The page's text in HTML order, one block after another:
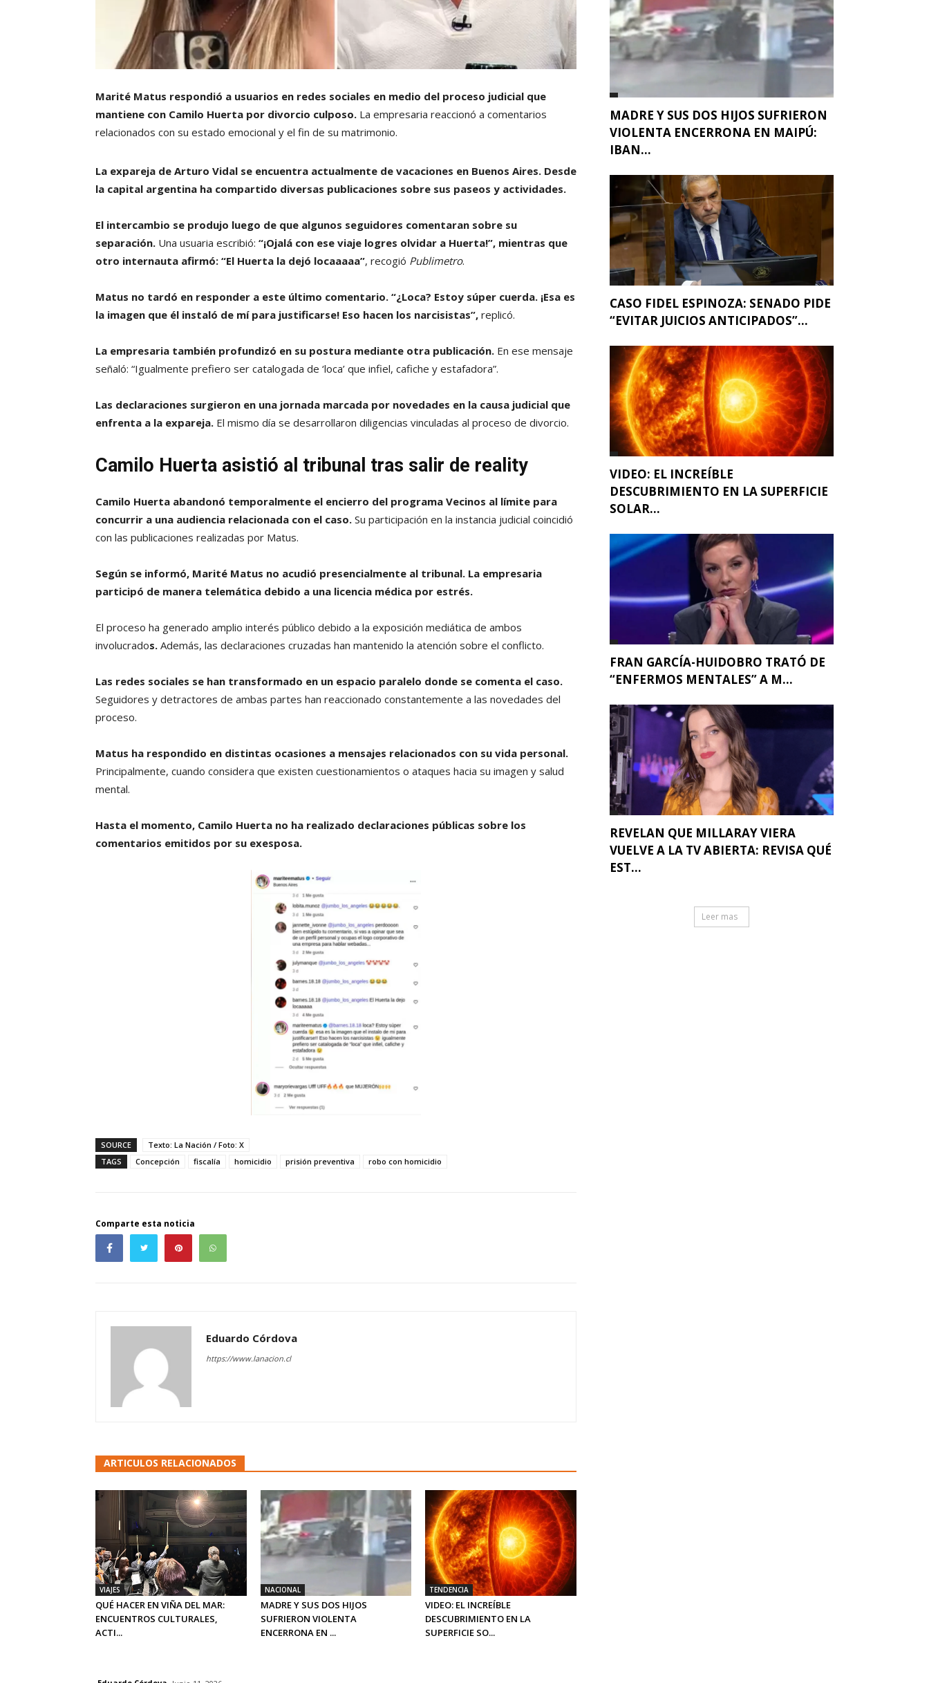
Marité Matus respondió a usuarios en redes sociales en medio del proceso judicial que
mantiene con Camilo Huerta por divorcio culposo. La empresaria reaccionó a comentarios
relacionados con su estado emocional y el fin de su matrimonio.
La expareja de Arturo Vidal se encuentra actualmente de vacaciones en Buenos Aires. Desde
la capital argentina ha compartido diversas publicaciones sobre sus paseos y actividades.
El intercambio se produjo luego de que algunos seguidores comentaran sobre su
separación. Una usuaria escribió: “¡Ojalá con ese viaje logres olvidar a Huerta!”, mientras que
otro internauta afirmó: “El Huerta la dejó locaaaaa”, recogió Publimetro.
Matus no tardó en responder a este último comentario. “¿Loca? Estoy súper cuerda. ¡Esa es
la imagen que él instaló de mí para justificarse! Eso hacen los narcisistas”, replicó.
La empresaria también profundizó en su postura mediante otra publicación. En ese mensaje
señaló: “Igualmente prefiero ser catalogada de ‘loca’ que infiel, cafiche y estafadora”.
Las declaraciones surgieron en una jornada marcada por novedades en la causa judicial que
enfrenta a la expareja. El mismo día se desarrollaron diligencias vinculadas al proceso de divorcio.
Camilo Huerta asistió al tribunal tras salir de reality
Camilo Huerta abandonó temporalmente el encierro del programa Vecinos al límite para
concurrir a una audiencia relacionada con el caso. Su participación en la instancia judicial coincidió
con las publicaciones realizadas por Matus.
Según se informó, Marité Matus no acudió presencialmente al tribunal. La empresaria
participó de manera telemática debido a una licencia médica por estrés.
El proceso ha generado amplio interés público debido a la exposición mediática de ambos
involucrados. Además, las declaraciones cruzadas han mantenido la atención sobre el conflicto.
Las redes sociales se han transformado en un espacio paralelo donde se comenta el caso.
Seguidores y detractores de ambas partes han reaccionado constantemente a las novedades del
proceso.
Matus ha respondido en distintas ocasiones a mensajes relacionados con su vida personal.
Principalmente, cuando considera que existen cuestionamientos o ataques hacia su imagen y salud
mental.
Hasta el momento, Camilo Huerta no ha realizado declaraciones públicas sobre los
comentarios emitidos por su exesposa.
SOURCE
Texto: La Nación / Foto: X
TAGS
Concepción fiscalía homicidio prisión preventiva robo con homicidio
Comparte esta noticia
Eduardo Córdova
https://www.lanacion.cl
ARTICULOS RELACIONADOS
VIAJES
QUÉ HACER EN VIÑA DEL MAR:
ENCUENTROS CULTURALES,
ACTI...
NACIONAL
MADRE Y SUS DOS HIJOS
SUFRIERON VIOLENTA
ENCERRONA EN ...
TENDENCIA
VIDEO: EL INCREÍBLE
DESCUBRIMIENTO EN LA
SUPERFICIE SO...
MADRE Y SUS DOS HIJOS SUFRIERON
VIOLENTA ENCERRONA EN MAIPÚ:
IBAN...
CASO FIDEL ESPINOZA: SENADO PIDE
“EVITAR JUICIOS ANTICIPADOS”...
VIDEO: EL INCREÍBLE
DESCUBRIMIENTO EN LA SUPERFICIE
SOLAR...
FRAN GARCÍA-HUIDOBRO TRATÓ DE
“ENFERMOS MENTALES” A M...
REVELAN QUE MILLARAY VIERA
VUELVE A LA TV ABIERTA: REVISA QUÉ
EST...
Leer mas